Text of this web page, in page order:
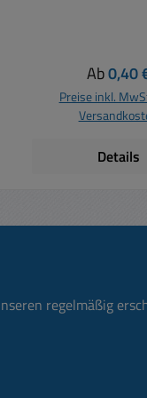
Ab0,40
Preise inkl.
Details
regelmäßig